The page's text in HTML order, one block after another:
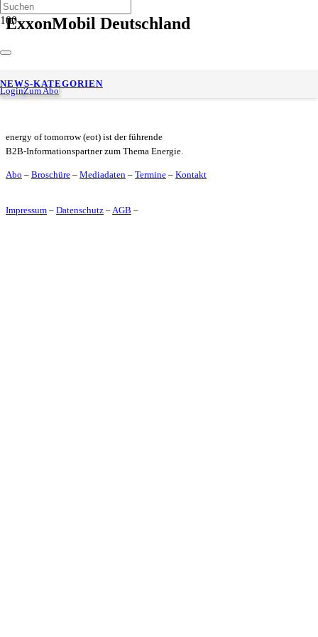
LoginZum Abo
NEWS-KATEGORIEN
ExxonMobil Deutschland
ExxonMobil in Deutschland: Frank Kretschmer übernimmt
Vorstandsvorsitz
energy of tomorrow (eot) ist der führende
B2B-Informationspartner zum Thema Energie.
Abo – Broschüre – Mediadaten – Termine – Kontakt
Impressum – Datenschutz –AGB –